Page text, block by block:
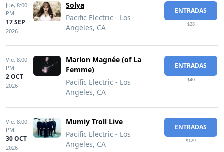
Jue, 8:00
PM
17 SEP
2026
Solya
Pacific Electric - Los
Angeles, CA
ENTRADAS
$28
Vie, 8:00
PM
2 OCT
2026
Marlon Magnée (of La
Femme)
Pacific Electric - Los
Angeles, CA
ENTRADAS
$40
Vie, 8:00
PM
30 OCT
2026
Mumiy Troll Live
Pacific Electric - Los
Angeles, CA
ENTRADAS
$129